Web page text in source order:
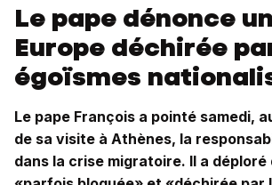
Le pape dénonce
Europe déchirée
égoïsmes
Le pape François a pointé samedi,
de sa visite à Athènes, la
dans la crise migratoire. Il a